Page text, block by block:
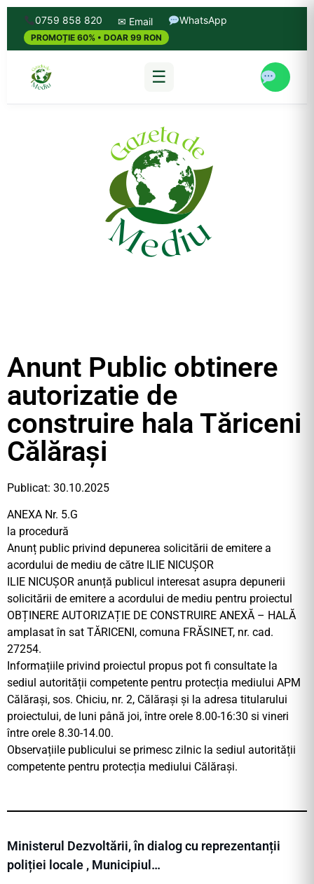
0759 858 820 ✉ Email WhatsApp
PROMOȚIE 60% • DOAR 99 RON
☰
Anunt Public obtinere
autorizatie de
construire hala Tăriceni
Călărași
Publicat: 30.10.2025
ANEXA Nr. 5.G
la procedură
Anunț public privind depunerea solicitării de emitere a
acordului de mediu de către ILIE NICUȘOR
ILIE NICUȘOR anunță publicul interesat asupra depunerii
solicitării de emitere a acordului de mediu pentru proiectul
OBȚINERE AUTORIZAȚIE DE CONSTRUIRE ANEXĂ – HALĂ
amplasat în sat TĂRICENI, comuna FRĂSINET, nr. cad.
27254.
Informațiile privind proiectul propus pot fi consultate la
sediul autorității competente pentru protecția mediului APM
Călărași, sos. Chiciu, nr. 2, Călărași și la adresa titularului
proiectului, de luni până joi, între orele 8.00-16:30 si vineri
între orele 8.30-14.00.
Observațiile publicului se primesc zilnic la sediul autorității
competente pentru protecția mediului Călărași.
Ministerul Dezvoltării, în dialog cu reprezentanții
poliției locale , Municipiul…